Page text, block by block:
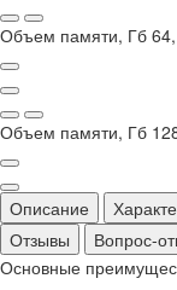
Объем памяти, Гб 64,
Объем памяти, Гб
Описание
Отзывы
Вопрос-
Основные